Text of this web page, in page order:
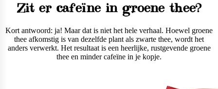
Zit er cafeïne in groene thee?
Kort antwoord: ja! Maar dat is niet het hele verhaal. Hoewel groene
thee afkomstig is van dezelfde plant als zwarte thee, wordt het
anders verwerkt. Het resultaat is een heerlijke, rustgevende groene
thee en minder cafeïne in je kopje.